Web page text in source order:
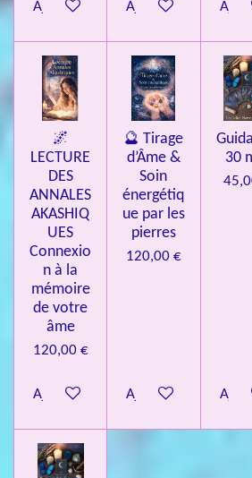
Ajouter au panierAjouter au panier
🌌
LECTURE
DES
ANNALES
AKASHIQ
UES
Connexio
n à la
mémoire
de votre
âme
120,00 €
Ajouter au panier
🔮 Tirage
d’Âme &
Soin
énergétiq
ue par les
pierres
120,00 €
Ajouter au panier
30